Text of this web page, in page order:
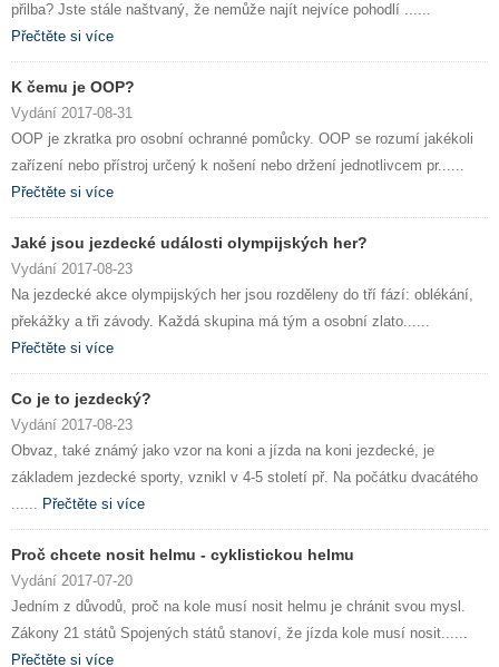
přilba? Jste stále naštvaný, že nemůže najít nejvíce pohodlí ......
Přečtěte si více
K čemu je OOP?
Vydání 2017-08-31
OOP je zkratka pro osobní ochranné pomůcky. OOP se rozumí jakékoli
zařízení nebo přístroj určený k nošení nebo držení jednotlivcem pr......
Přečtěte si více
Jaké jsou jezdecké události olympijských her?
Vydání 2017-08-23
Na jezdecké akce olympijských her jsou rozděleny do tří fází: oblékání,
překážky a tři závody. Každá skupina má tým a osobní zlato......
Přečtěte si více
Co je to jezdecký?
Vydání 2017-08-23
Obvaz, také známý jako vzor na koni a jízda na koni jezdecké, je
základem jezdecké sporty, vznikl v 4-5 století př. Na počátku dvacátého
...... Přečtěte si více
Proč chcete nosit helmu - cyklistickou helmu
Vydání 2017-07-20
Jedním z důvodů, proč na kole musí nosit helmu je chránit svou mysl.
Zákony 21 států Spojených států stanoví, že jízda kole musí nosit......
Přečtěte si více